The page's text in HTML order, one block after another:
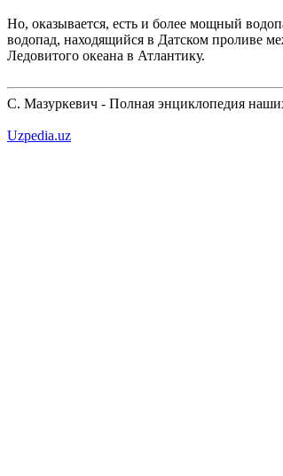
Но, оказывается, есть и более мощный
водопад, находящийся в Датском проливе
Ледовитого океана в Атлантику.
С. Мазуркевич - Полная энциклопедия
Uzpedia.uz